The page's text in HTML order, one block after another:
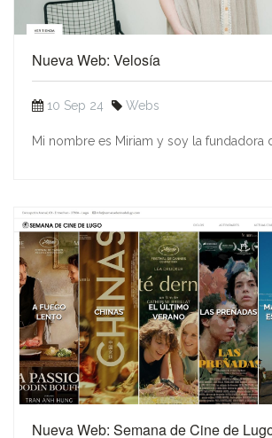
Nueva Web: Velosía
10 Sep 24 Webs
Mi nombre es Miriam y soy la fundadora
Nueva Web: Semana de Cine de